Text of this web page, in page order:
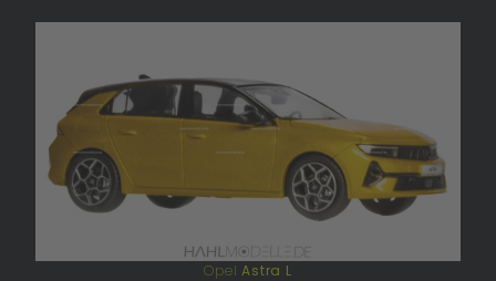
Opel Astra L